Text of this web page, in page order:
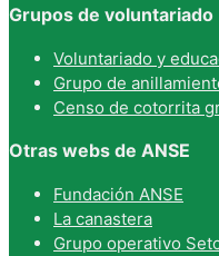
Grupos de voluntariado
Voluntariado y
Grupo de
Censo de cotorrita
Otras webs de ANSE
Fundación ANSE
La canastera
Grupo operativo